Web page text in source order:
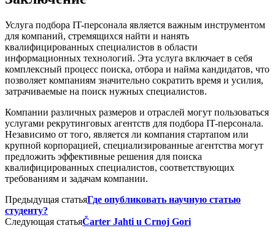
Услуга подбора IT-персонала является важным инструментом
для компаний, стремящихся найти и нанять
квалифицированных специалистов в области
информационных технологий. Эта услуга включает в себя
комплексный процесс поиска, отбора и найма кандидатов, что
позволяет компаниям значительно сократить время и усилия,
затрачиваемые на поиск нужных специалистов.
Компании различных размеров и отраслей могут пользоваться
услугами рекрутинговых агентств для подбора IT-персонала.
Независимо от того, является ли компания стартапом или
крупной корпорацией, специализированные агентства могут
предложить эффективные решения для поиска
квалифицированных специалистов, соответствующих
требованиям и задачам компании.
Предыдущая статьяГде опубликовать научную статью
студенту?
Следующая статьяČarter Jahti u Crnoj Gori